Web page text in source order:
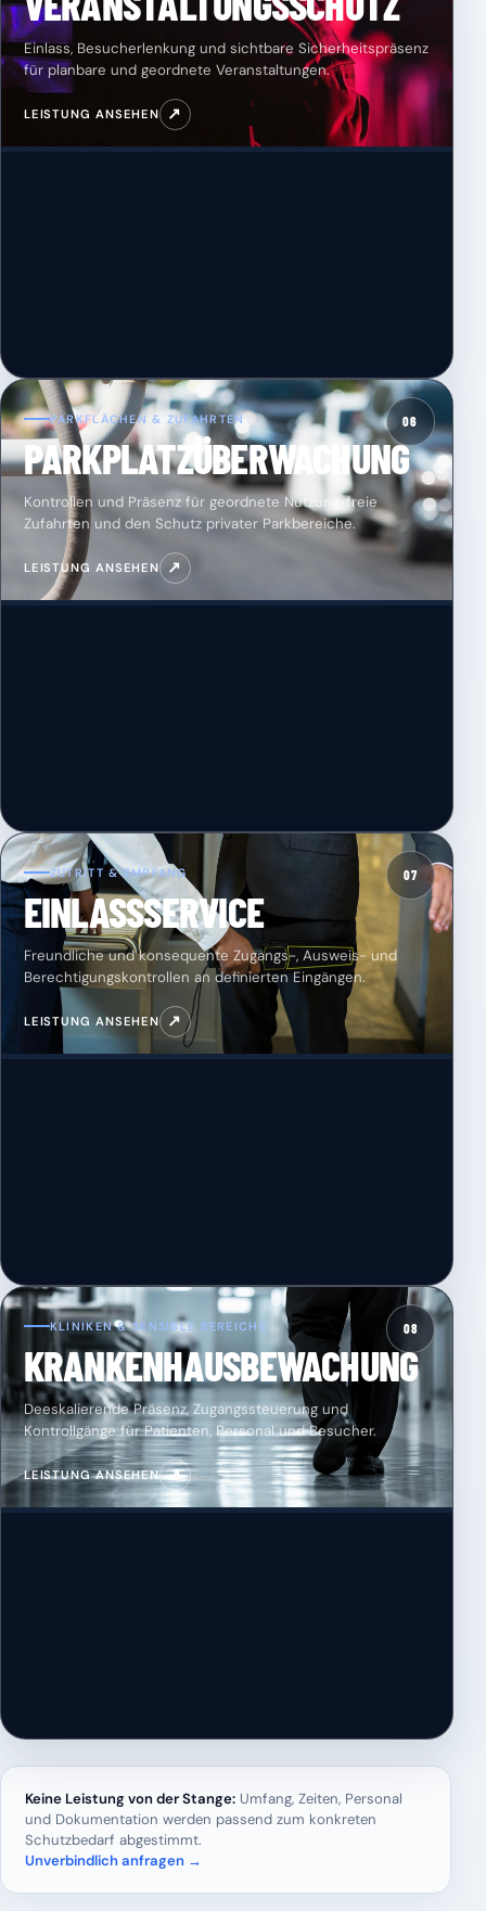
Einlass, Besucherlenkung und sichtbare Sicherheitspräsenz
für planbare und geordnete Veranstaltungen.
LEISTUNG ANSEHEN ↗
06
PARKFLÄCHEN & ZUFAHRTEN
PARKPLATZÜBERWACHUNG
Kontrollen und Präsenz für geordnete Nutzung, freie
Zufahrten und den Schutz privater Parkbereiche.
LEISTUNG ANSEHEN ↗
07
ZUTRITT & EMPFANG
EINLASSSERVICE
Freundliche und konsequente Zugangs-, Ausweis- und
Berechtigungskontrollen an definierten Eingängen.
LEISTUNG ANSEHEN ↗
08
KLINIKEN & SENSIBLE BEREICHE
KRANKENHAUSBEWACHUNG
Deeskalierende Präsenz, Zugangssteuerung und
Kontrollgänge für Patienten, Personal und Besucher.
LEISTUNG ANSEHEN ↗
Keine Leistung von der Stange: Umfang, Zeiten, Personal
und Dokumentation werden passend zum konkreten
Schutzbedarf abgestimmt.
Unverbindlich anfragen →